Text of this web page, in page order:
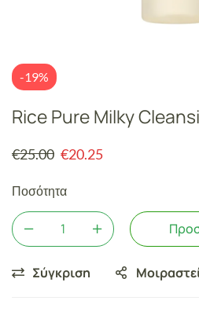
-19%
Rice Pure Milky
€25.00 €20.25
Ποσότητα
Σύγκριση